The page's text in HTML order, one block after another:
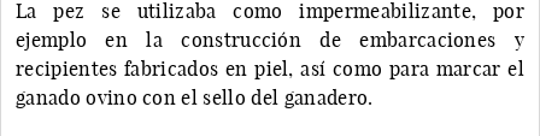
La pez se utilizaba como impermeabilizante, por
ejemplo en la construcción de embarcaciones y
recipientes fabricados en piel, así como para marcar el
ganado ovino con el sello del ganadero.